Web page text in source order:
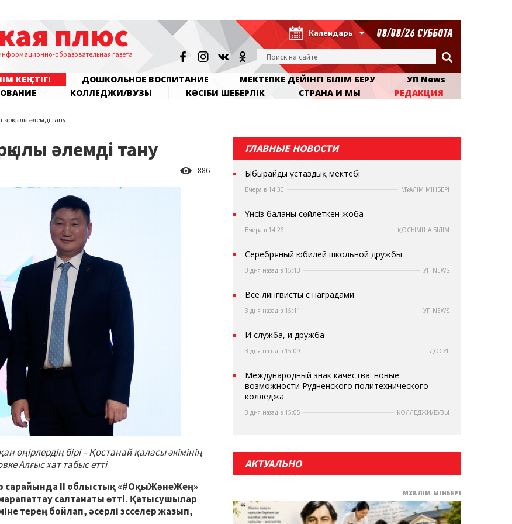
плюс
образовательная газета
Календарь 08/08/26 СУББОТА
КЕҢІСТІГІ ДОШКОЛЬНОЕ ВОСПИТАНИЕ МЕКТЕПКЕ ДЕЙІНГІ БІЛІМ БЕРУ
УП News
КОЛЛЕДЖИ/ВУЗЫ КӘСІБИ ШЕБЕРЛІК СТРАНА И МЫ РЕДАКЦИЯ
арқылы әлемді тану
әлемді тану
886
өңірлердің бірі – Қостанай қаласы әкімінің
Алғыс хат табыс етті
сарайында ІІ облыстық «#ОқыЖәнеЖең»
салтанаты өтті. Қатысушылар
терең бойлап, әсерлі эсселер жазып,
ГЛАВНЫЕ НОВОСТИ
Ыбырайдың ұстаздық мектебі
Вчера в 14:30 МҰҒАЛІМ МІНБЕРІ
Үнсіз баланы сөйлеткен жоба
Вчера в 14:26 ҚОСЫМША БІЛІМ
Серебряный юбилей школьной дружбы
3 дня назад в 15:13 УП NEWS
Все лингвисты с наградами
3 дня назад в 15:11 УП NEWS
И служба, и дружба
3 дня назад в 15:09 ДОСУГ
Международный знак качества: новые
возможности Рудненского политехнического
колледжа
3 дня назад в 15:05 КОЛЛЕДЖИ/ВУЗЫ
АКТУАЛЬНО
МҰҒАЛІМ МІНБЕРІ